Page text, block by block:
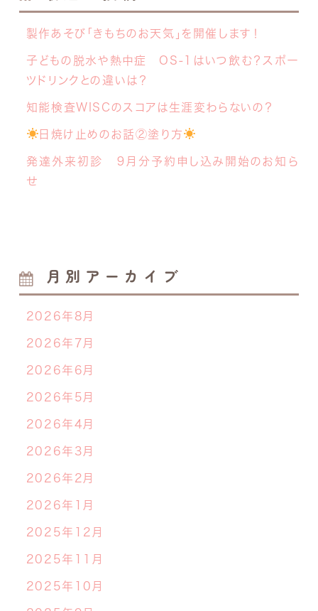
製作あそび「きもちのお天気」を開催します！
子どもの脱水や熱中症 OS-1はいつ飲む？スポー
ツドリンクとの違いは？
知能検査WISCのスコアは生涯変わらないの？
日焼け止めのお話②塗り方
発達外来初診 ９月分予約申し込み開始のお知ら
せ
月別アーカイブ
2026年8月
2026年7月
2026年6月
2026年5月
2026年4月
2026年3月
2026年2月
2026年1月
2025年12月
2025年11月
2025年10月